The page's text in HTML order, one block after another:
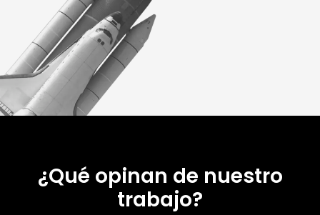
¿Qué opinan de nuestro
trabajo?